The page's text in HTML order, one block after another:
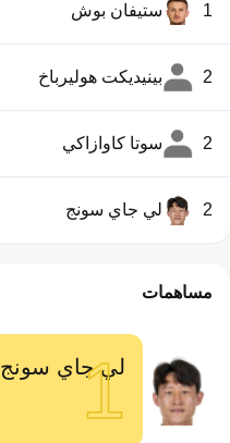
1 ستيفان بوش
2 بينيديكت هوليرباخ
2 سوتا كاوازاكي
2 لي جاي سونج
مساهمات
1
لي جاي سونج